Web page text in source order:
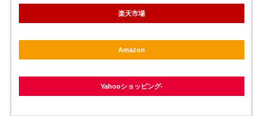
楽天市場
Amazon
Yahooショッピング